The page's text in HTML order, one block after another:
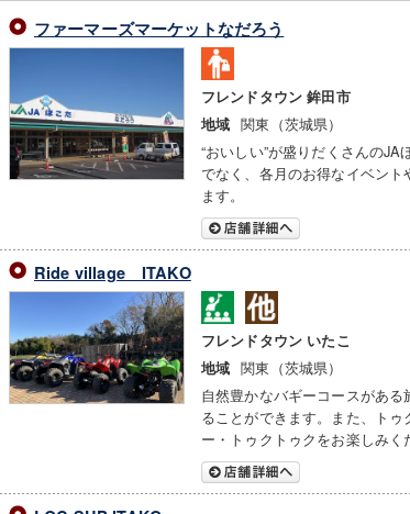
ファーマーズマーケットなだろう
フレンドタウン 鉾田市
地域 関東（茨城県）
“おいしい”が盛りだくさんの
でなく、各月のお得なイベン
ます。
Ride village ITAKO
フレンドタウン いたこ
地域 関東（茨城県）
自然豊かなバギーコースがあ
ることができます。また、ト
ー・トゥクトゥクをお楽しみく